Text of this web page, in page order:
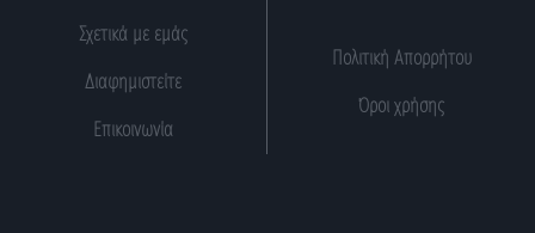
Σχετικά με εμάς
Διαφημιστείτε
Επικοινωνία
Πολιτική Απορρήτου
Όροι χρήσης